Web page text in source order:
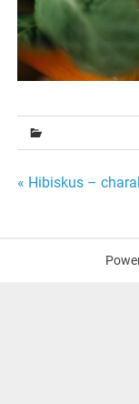
Nawigacja
« Hibiskus –